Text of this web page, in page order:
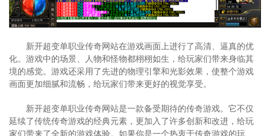
新开超变单职业传奇网站在游戏画面上进行了高清、逼真的优
化。游戏中的场景、人物和怪物都栩栩如生，给玩家们带来身临其
境的感觉。游戏还采用了先进的物理引擎和光影效果，使整个游戏
画面更加细腻和流畅，给玩家们带来更好的视觉享受。
新开超变单职业传奇网站是一款备受期待的传奇游戏。它不仅
延续了传统传奇游戏的经典元素，更加入了许多创新和改进，给玩
家们带来了全新的游戏体验。如果你是一个热衷于传奇游戏的玩